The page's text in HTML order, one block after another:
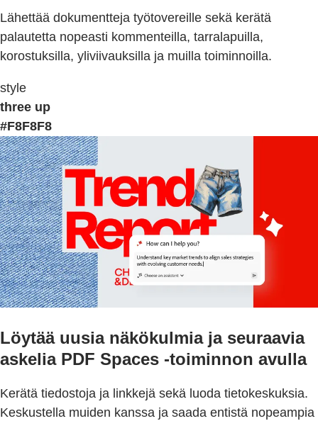
Lähettää dokumentteja työtovereille sekä kerätä
palautetta nopeasti kommenteilla, tarralapuilla,
korostuksilla, yliviivauksilla ja muilla toiminnoilla.
style
three up
#F8F8F8
Löytää uusia näkökulmia ja seuraavia
askelia PDF Spaces -toiminnon avulla
Kerätä tiedostoja ja linkkejä sekä luoda tietokeskuksia.
Keskustella muiden kanssa ja saada entistä nopeampia